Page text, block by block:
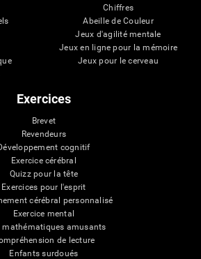
Chiffres
Abeille de Couleur
Jeux d'agilité mentale
Jeux en ligne pour la mémoire
Jeux pour le cerveau
Exercices
Brevet
Revendeurs
cognitif
Exercice cérébral
Quizz pour la tête
Exercices pour l'esprit
cérébral personnalisé
Exercice mental
mathématiques amusants
de lecture
Enfants surdoués